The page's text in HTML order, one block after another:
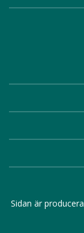
Sidan är